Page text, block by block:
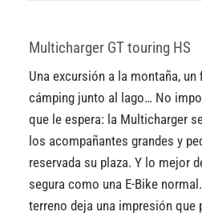
Multicharger GT touring HS
Una excursión a la montaña, un
cámping junto al lago… No
que le espera: la Multicharger
los acompañantes grandes y
reservada su plaza. Y lo mejor
segura como una E-Bike
terreno deja una impresión que